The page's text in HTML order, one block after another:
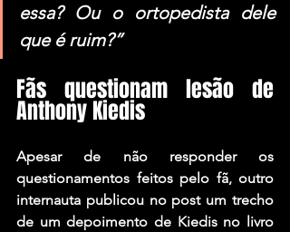
essa? Ou o ortopedista dele
que é ruim?”
Fãs questionam lesão de
Anthony Kiedis
Apesar de não responder os
questionamentos feitos pelo fã, outro
internauta publicou no post um trecho
de um depoimento de Kiedis no livro